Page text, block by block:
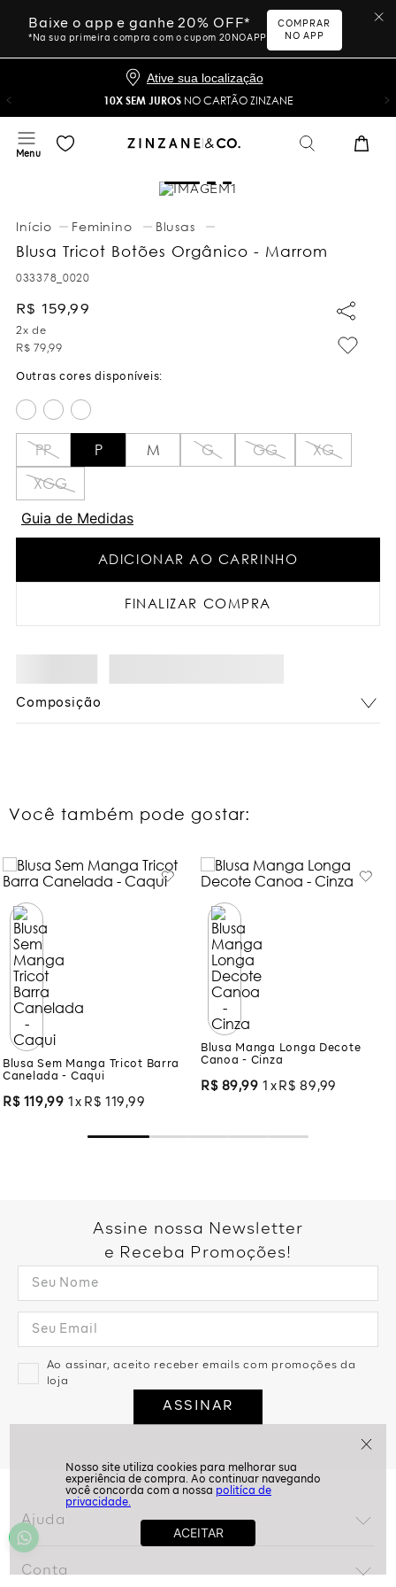
Baixe o app e ganhe 20% OFF*
*Na sua primeira compra com o cupom 20NOAPP
COMPRAR
NO APP
Ative sua localização
10X SEM JUROS NO CARTÃO ZINZANE
politíca de
privacidade.
Feminino Blusas
Blusa Tricot Botões Orgânico - Marrom
033378_0020
R$ 159,99
2x de
R$ 79,99
PP P M G GG
XG
XGG
Guia de Medidas
ADICIONAR AO CARRINHO
FINALIZAR COMPRA
Composição
Você também pode gostar:
Blusa Sem Manga Tricot Barra
Canelada - Caqui
R$ 119 ,99
Blusa Manga Longa Decote
Canoa - Cinza
R$ 89 ,99
Assine nossa Newsletter
e Receba Promoções!
Ao assinar, aceito receber emails com promoções da
ASSINAR